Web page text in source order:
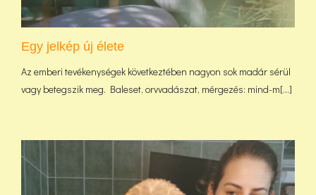
Egy jelkép új élete
Az emberi tevékenységek következtében nagyon sok madár sérül
vagy betegszik meg. Baleset, orvvadászat, mérgezés: mind-m[...]